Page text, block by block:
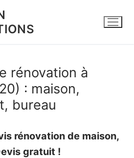
rénovation à
: maison,
bureau
rénovation de maison,
gratuit !